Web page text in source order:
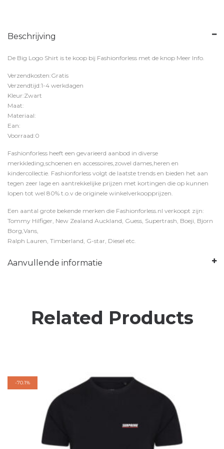
Beschrijving
De Big Logo Shirt is te koop bij Fashionforless met de knop Meer Info.
Verzendkosten:Gratis
Verzendtijd:1-4 werkdagen
Kleur:Zwart
Maat:
Materiaal:
Ean:
Voorraad:0
Fashionforless heeft een gevarieerd aanbod in diverse
merkkleding,schoenen en accessoires,zowel dames,heren en
kindercollectie. Fashionforless volgt de laatste trends en bieden het aan
tegen zeer lage en aantrekkelijke prijzen met kortingen die op kunnen
lopen tot wel 80% t.o.v de originele winkelverkoopprijzen.
Een aantal grote bekende merken die Fashionforless.nl verkoopt zijn:
Tommy Hilfiger, New Zealand Auckland, Guess, Supertrash, Boeji, Bjorn
Borg,Vans,
Ralph Lauren, Timberland, G-star, Diesel etc.
Aanvullende informatie
Related Products
-70.1%